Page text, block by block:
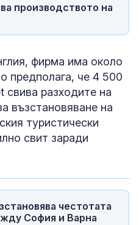
производството на
фирма има около
предполага, че 4 500
свива разходите на
възстановяване на
туристически
свит заради
честотата
София и Варна